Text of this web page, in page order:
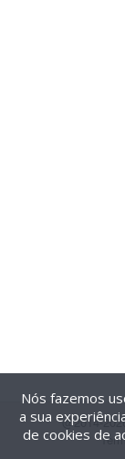
@2014-
Nós fazemos
a sua
de cookies de